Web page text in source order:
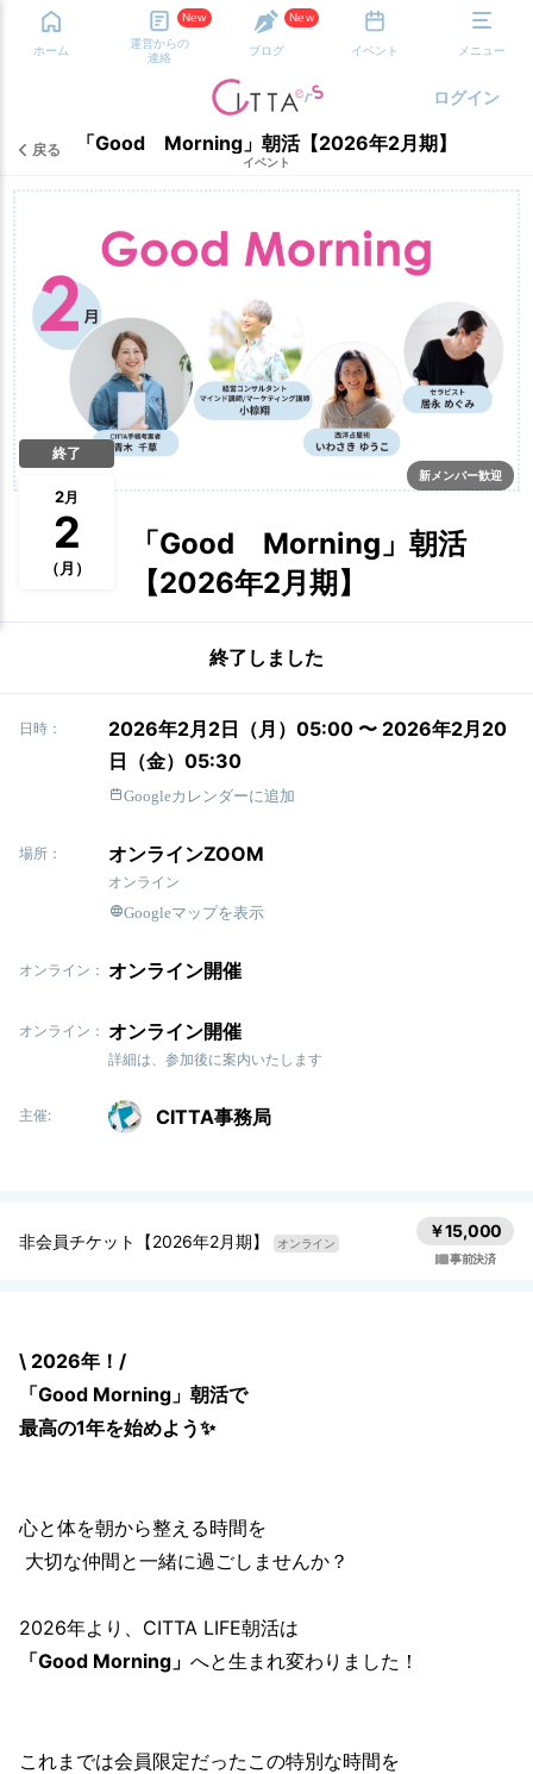
ホーム
New
運営からの
連絡
New
ブログ イベント メニュー
ログイン
戻る 「Good Morning」朝活【2026年2月期】
イベント
新メンバー歓迎
終了
2月
2
（月）
「Good Morning」朝活
【2026年2月期】
終了しました
日時：
2026年2月2日（月）05:00 〜 2026年2月20
日（金）05:30
Googleカレンダーに追加
場所： オンラインZOOM
オンライン
Googleマップを表示
オンライン： オンライン開催
オンライン： オンライン開催
詳細は、参加後に案内いたします
主催: CITTA事務局
非会員チケット【2026年2月期】 オンライン
￥15,000
事前決済
\ 2026年！/
「Good Morning」朝活で
最高の1年を始めよう✨
心と体を朝から整える時間を
大切な仲間と一緒に過ごしませんか？
2026年より、CITTA LIFE朝活は
「Good Morning」 へと生まれ変わりました！
これまでは会員限定だったこの特別な時間を